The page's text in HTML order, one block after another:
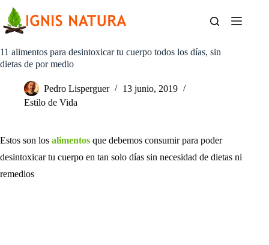
contenido
11 alimentos para desintoxicar tu cuerpo todos los días, sin
dietas de por medio
Pedro Lisperguer
13 junio, 2019
Estilo de Vida
Estos son los alimentos que debemos consumir para poder
desintoxicar tu cuerpo en tan solo días sin necesidad de dietas ni
remedios